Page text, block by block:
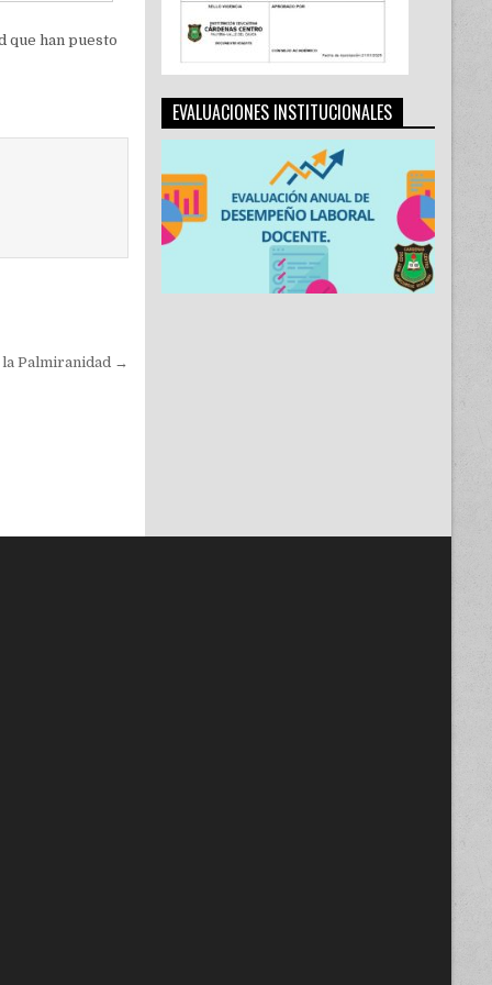
que han puesto
la Palmiranidad →
EVALUACIONES INSTITUCIONALES